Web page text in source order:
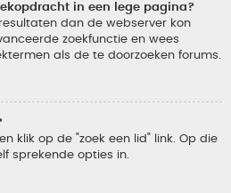
in een lege pagina?
dan de webserver kon
zoekfunctie en wees
als de te doorzoeken forums.
klik op de "zoek een lid" link. Op die
sprekende opties in.